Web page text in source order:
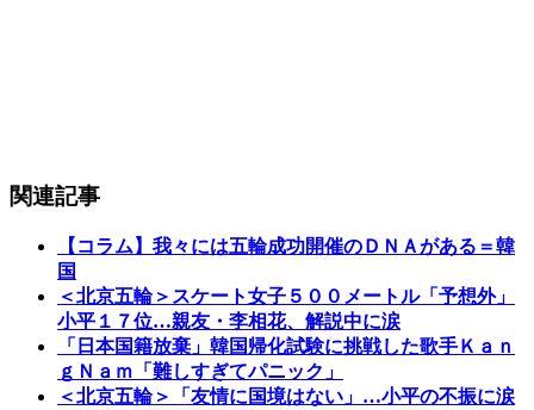
関連記事
【コラム】我々には五輪成功開催のＤＮＡがある＝韓
国
＜北京五輪＞スケート女子５００メートル「予想外」
小平１７位…親友・李相花、解説中に涙
「日本国籍放棄」韓国帰化試験に挑戦した歌手Ｋａｎ
ｇＮａｍ「難しすぎてパニック」
＜北京五輪＞「友情に国境はない」…小平の不振に涙